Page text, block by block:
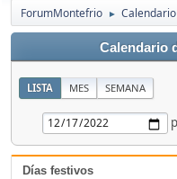
ForumMontefrio ► Calendario
Calendario
LISTA MES SEMANA
Días festivos